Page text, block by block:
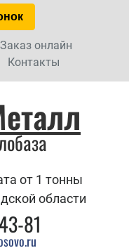
Заказ онлайн
Контакты
от 1 тонны
области
81